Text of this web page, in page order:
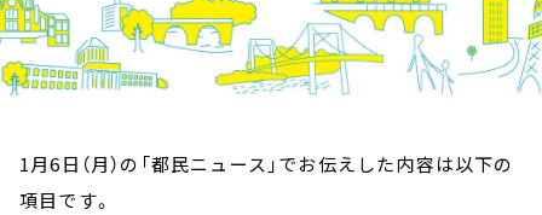
1月6日（月）の「都民ニュース」でお伝えした内容は以下の
項目です。